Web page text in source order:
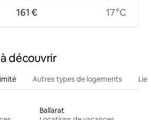
161 € 17 °C
découvrir
Autres types de logements
Ballarat